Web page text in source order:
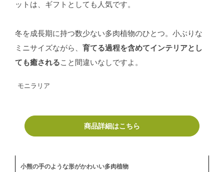
ットは、ギフトとしても人気です。
冬を成長期に持つ数少ない多肉植物のひとつ。小ぶりな
ミニサイズながら、 育てる過程を含めてインテリアとし
ても癒されること間違いなしですよ。
モニラリア
商品詳細はこちら
小熊の手のような形がかわいい多肉植物